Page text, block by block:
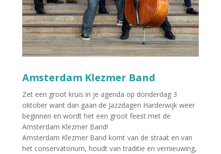
Amsterdam Klezmer Band
Zet een groot kruis in je agenda op donderdag 3
oktober want dan gaan de Jazzdagen Harderwijk weer
beginnen en wordt het een groot feest met de
Amsterdam Klezmer Band!
Amsterdam Klezmer Band komt van de straat en van
het conservatorium, houdt van traditie en vernieuwing,